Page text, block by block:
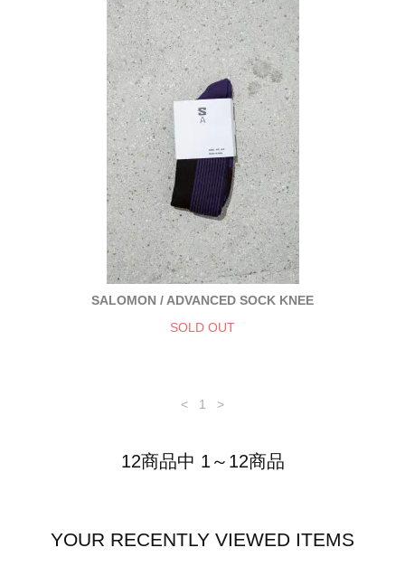
SALOMON / ADVANCED SOCK KNEE
SOLD OUT
< 1 >
12商品中 1～12商品
YOUR RECENTLY VIEWED ITEMS